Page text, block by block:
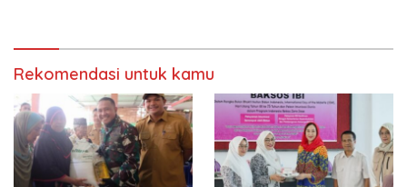
Rekomendasi untuk kamu